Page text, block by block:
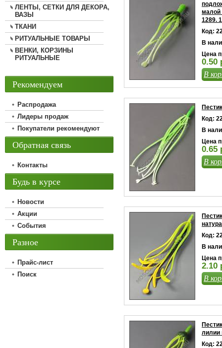
малой
1289.
Код:
В
Цена
0.50
В
Код:
В
Цена
0.65
В
Код:
В
Цена
2.10
В
лилии
Код:
ЛЕНТЫ, СЕТКИ ДЛЯ ДЕКОРА,
ВАЗЫ
ТКАНИ
РИТУАЛЬНЫЕ ТОВАРЫ
ВЕНКИ, КОРЗИНЫ
РИТУАЛЬНЫЕ
Рекомендуем
Распродажа
Лидеры продаж
Покупатели рекомендуют
Обратная связь
Контакты
Будь в курсе
Новости
Акции
События
Разное
Прайс-лист
Поиск